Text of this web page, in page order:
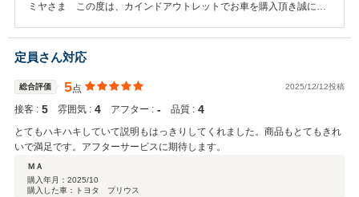
ミヤさま この度は、カインドアウトレットでお車を購入頂き誠に有
しく思います。オイル交換やメンテナンスなどのお車のことで何か御
座いましたらお気軽にご連絡下さい。今後とも末永いお付き合いの程
宜しくお願い致します。
定員さん対応
総合評価 5点 2025/12/12投稿
接客 : 5 雰囲気 : 4 アフター : ‐ 品質 : 4
とてもハキハキしていて説明もはっきりしてくれました。商品もとてもきれ
いで満足です。アフターサービスに期待します。
ＭＡ
購入年月： 2025/10
購入した車：トヨタ プリウス